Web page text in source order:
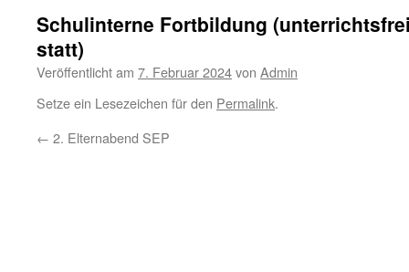
Schulinterne Fortbildung
statt)
Veröffentlicht am 7. Februar 2024von Admin
Setze ein Lesezeichen für den Permalink.
← 2. Elternabend SEP